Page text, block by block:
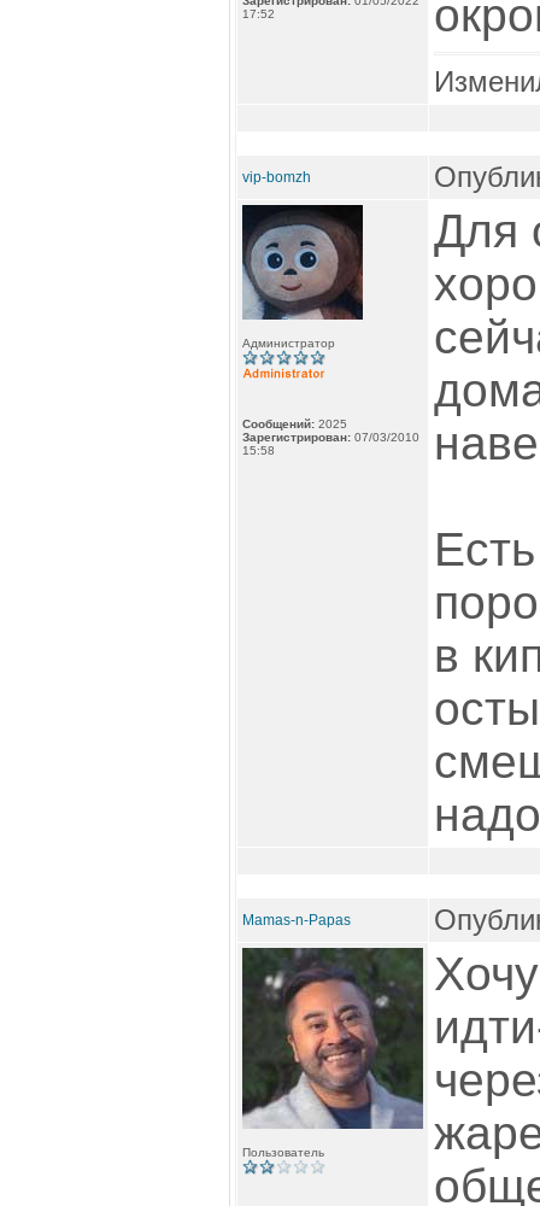
17:52
vip-bomzh
Администратор
Сообщений: 2025
Зарегистрирован: 07/03/2010
15:58
Для
в
Mamas-n-Papas
Пользователь